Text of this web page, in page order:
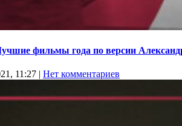
фильмы года по версии
11:27 | Нет комментариев